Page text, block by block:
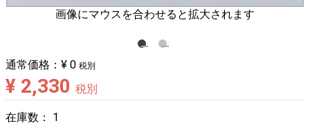
画像にマウスを合わせると拡大されます
通常価格： ¥ 0 税別
¥ 2,330 税別
在庫数： 1